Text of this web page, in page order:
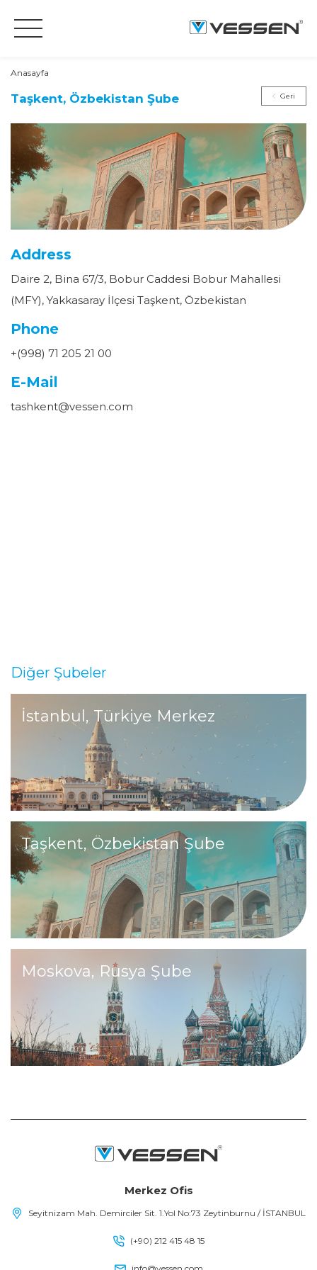
Anasayfa
Taşkent, Özbekistan Şube Geri
Address
Daire 2, Bina 67/3, Bobur Caddesi Bobur Mahallesi
(MFY), Yakkasaray İlçesi Taşkent, Özbekistan
Phone
+(998) 71 205 21 00
E-Mail
tashkent@vessen.com
Diğer Şubeler
İstanbul, Türkiye Merkez
Taşkent, Özbekistan Şube
Moskova, Rusya Şube
Merkez Ofis
Seyitnizam Mah. Demirciler Sit. 1.Yol No:73 Zeytinburnu / İSTANBUL
(+90) 212 415 48 15
info@vessen.com